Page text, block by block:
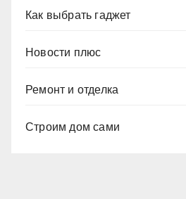
Как выбрать гаджет
Новости плюс
Ремонт и отделка
Строим дом сами